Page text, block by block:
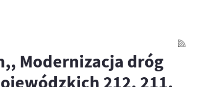
Modernizacja dróg